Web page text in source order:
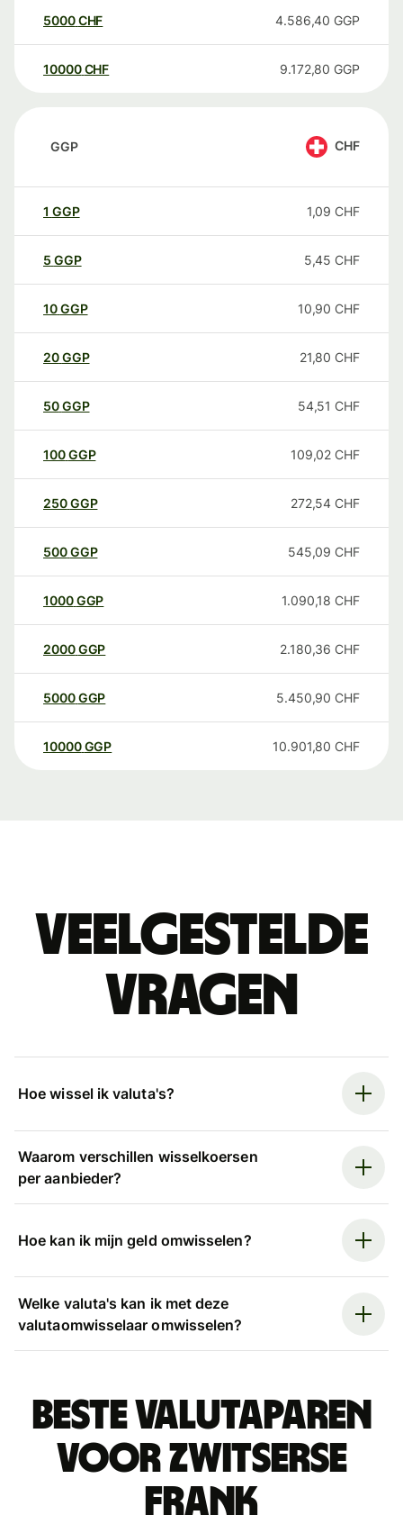
5000CHF 4.586,40 GGP
10000 CHF 9.172,80 GGP
GGP CHF
1 GGP 1,09 CHF
5 GGP 5,45 CHF
10GGP 10,90 CHF
20GGP 21,80 CHF
50GGP 54,51 CHF
100GGP 109,02 CHF
250GGP 272,54 CHF
500GGP 545,09 CHF
1000GGP 1.090,18 CHF
2000GGP 2.180,36 CHF
5000GGP 5.450,90 CHF
10000 GGP 10.901,80 CHF
Veelgestelde
vragen
Hoe wissel ik valuta's?
Waarom verschillen wisselkoersen
per aanbieder?
Hoe kan ik mijn geld omwisselen?
Welke valuta's kan ik met deze
valutaomwisselaar omwisselen?
Beste valutaparen
voor Zwitserse
frank